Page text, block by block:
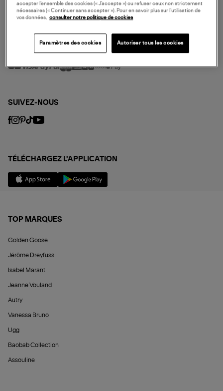
SERVICE CLIENT
MODE DE PAIEMENT
SUIVEZ-NOUS
TÉLÉCHARGEZ L'APPLICATION
TOP MARQUES
Golden Goose
Jérôme Dreyfuss
Isabel Marant
Jeanne Vouland
Autry
Vanessa Bruno
Ugg
Baobab Collection
Assouline
accepter l’ensemble des cookies (« J’accepte ») ou refuser ceux non strictement
nécessaires (« Continuer sans accepter »). Pour en savoir plus sur l’utilisation de
vos données,
consulter notre politique de cookies
Paramètres des cookies Autoriser tous les cookies